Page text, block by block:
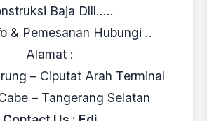
Baja Dlll…..
& Pemesanan Hubungi ..
Alamat :
– Ciputat Arah Terminal
– Tangerang Selatan